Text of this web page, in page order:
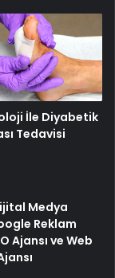
İle Diyabetik
Tedavisi
Medya
Reklam
Ajansı ve Web